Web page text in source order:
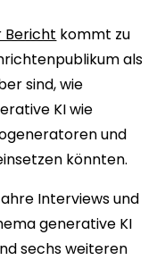
Bericht kommt zu
als
sind, wie
KI wie
und
könnten.
Interviews und
generative KI
sechs weiteren